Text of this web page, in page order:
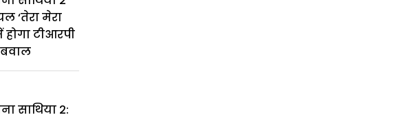
‘तेरा मेरा
होगा टीआरपी
साथिया 2: